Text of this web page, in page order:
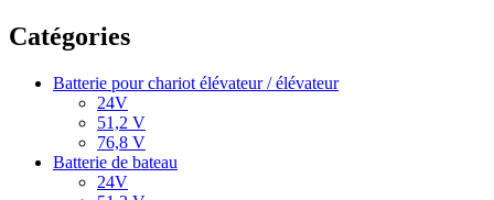
Catégories
Batterie pour chariot élévateur / élévateur
24V
51,2 V
76,8 V
Batterie de bateau
24V